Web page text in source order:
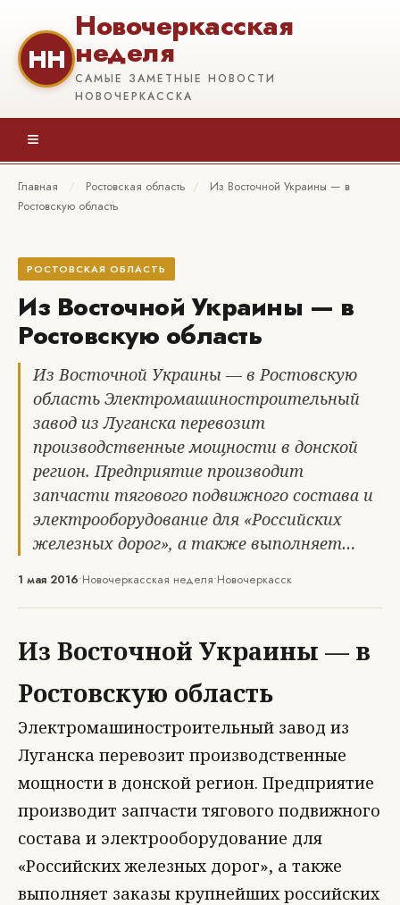
НН
Новочеркасская
неделя
САМЫЕ ЗАМЕТНЫЕ НОВОСТИ
НОВОЧЕРКАССКА
≡
Главная / Ростовская область /
Из Восточной Украины — в
Ростовскую область
РОСТОВСКАЯ ОБЛАСТЬ
Из Восточной Украины — в
Ростовскую область
Из Восточной Украины — в Ростовскую
область Электромашиностроительный
завод из Луганска перевозит
производственные мощности в донской
регион. Предприятие производит
запчасти тягового подвижного состава и
электрооборудование для «Российских
железных дорог», а также выполняет…
1 мая 2016•Новочеркасская неделя•Новочеркасск
Из Восточной Украины — в
Ростовскую область
Электромашиностроительный завод из
Луганска перевозит производственные
мощности в донской регион. Предприятие
производит запчасти тягового подвижного
состава и электрооборудование для
«Российских железных дорог», а также
выполняет заказы крупнейших российских